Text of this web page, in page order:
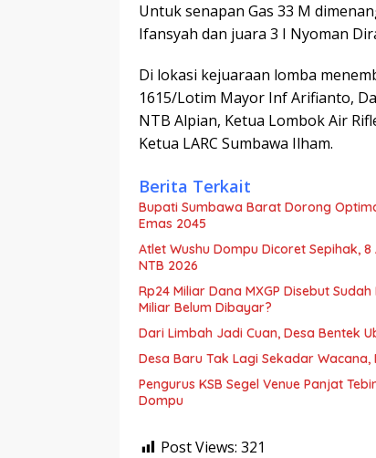
Untuk senapan Gas 33 M
Ifansyah dan juara 3 I Nyoman
Di lokasi kejuaraan lomba
1615/Lotim Mayor Inf Arifianto,
NTB Alpian, Ketua Lombok Air
Ketua LARC Sumbawa Ilham.
Berita Terkait
Bupati Sumbawa Barat Dorong
Emas 2045
Atlet Wushu Dompu Dicoret Sepihak,
NTB 2026
Rp24 Miliar Dana MXGP Disebut
Miliar Belum Dibayar?
Dari Limbah Jadi Cuan, Desa Bentek
Desa Baru Tak Lagi Sekadar Wacana,
Pengurus KSB Segel Venue Panjat
Dompu
Post Views: 321